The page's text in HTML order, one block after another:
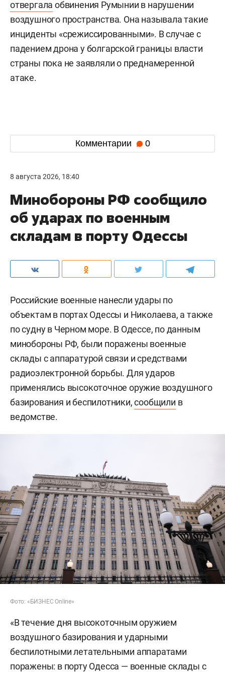
отвергала обвинения Румынии в нарушении
воздушного пространства. Она называла такие
инциденты «срежиссированными». В случае с
падением дрона у болгарской границы власти
страны пока не заявляли о преднамеренной
атаке.
Комментарии 0
8 августа 2026, 18:40
Минобороны РФ сообщило
об ударах по военным
складам в порту Одессы
Российские военные нанесли удары по
объектам в портах Одессы и Николаева, а также
по судну в Черном море. В Одессе, по данным
минобороны РФ, были поражены военные
склады с аппаратурой связи и средствами
радиоэлектронной борьбы. Для ударов
применялись высокоточное оружие воздушного
базирования и беспилотники,сообщили в
ведомстве.
Фото: «БИЗНЕС Online»
«В течение дня высокоточным оружием
воздушного базирования и ударными
беспилотными летательными аппаратами
поражены: в порту Одесса — военные склады с